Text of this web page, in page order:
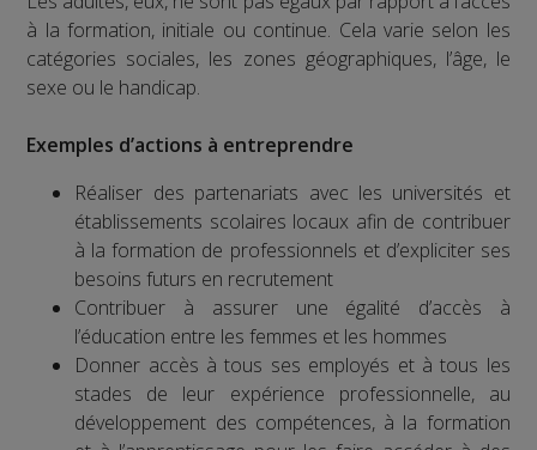
à la formation, initiale ou continue. Cela varie selon les
catégories sociales, les zones géographiques, l’âge, le
sexe ou le handicap.
Exemples d’actions à entreprendre
Réaliser des partenariats avec les universités et
établissements scolaires locaux afin de contribuer
à la formation de professionnels et d’expliciter ses
besoins futurs en recrutement
Contribuer à assurer une égalité d’accès à
l’éducation entre les femmes et les hommes
Donner accès à tous ses employés et à tous les
stades de leur expérience professionnelle, au
développement des compétences, à la formation